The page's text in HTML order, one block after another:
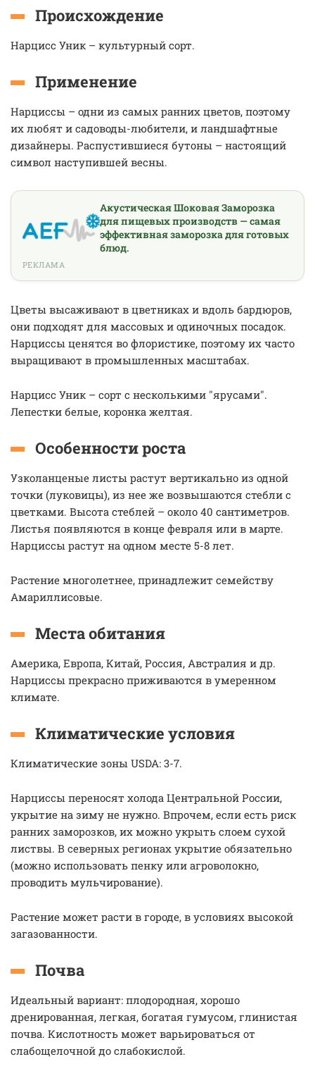
Происхождение
Нарцисс Уник – культурный сорт.
Применение
Нарциссы – одни из самых ранних цветов, поэтому
их любят и садоводы-любители, и ландшафтные
дизайнеры. Распустившиеся бутоны – настоящий
символ наступившей весны.
Акустическая Шоковая Заморозка
для пищевых производств — самая
эффективная заморозка для готовых
блюд.
РЕКЛАМА
Цветы высаживают в цветниках и вдоль бардюров,
они подходят для массовых и одиночных посадок.
Нарциссы ценятся во флористике, поэтому их часто
выращивают в промышленных масштабах.
Нарцисс Уник – сорт с несколькими "ярусами".
Лепестки белые, коронка желтая.
Особенности роста
Узколанценые листы растут вертикально из одной
точки (луковицы), из нее же возвышаются стебли с
цветками. Высота стеблей – около 40 сантиметров.
Листья появляются в конце февраля или в марте.
Нарциссы растут на одном месте 5-8 лет.
Растение многолетнее, принадлежит семейству
Амариллисовые.
Места обитания
Америка, Европа, Китай, Россия, Австралия и др.
Нарциссы прекрасно приживаются в умеренном
климате.
Климатические условия
Климатические зоны USDA: 3-7.
Нарциссы переносят холода Центральной России,
укрытие на зиму не нужно. Впрочем, если есть риск
ранних заморозков, их можно укрыть слоем сухой
листвы. В северных регионах укрытие обязательно
(можно использовать пенку или агроволокно,
проводить мульчирование).
Растение может расти в городе, в условиях высокой
загазованности.
Почва
Идеальный вариант: плодородная, хорошо
дренированная, легкая, богатая гумусом, глинистая
почва. Кислотность может варьироваться от
слабощелочной до слабокислой.